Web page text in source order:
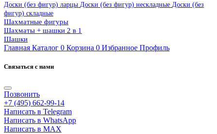
Доски (без фигур) ларцы Доски (без фигур) нескладные Доски (без
фигур) складные
Шахматные фигуры
Шахматы + шашки 2 в 1
Шашки
Главная Каталог 0 Корзина 0 Избранное Профиль
Связаться с нами
Позвонить
+7 (495) 662-99-14
Написать в Telegram
Написать в WhatsApp
Написать в MAX